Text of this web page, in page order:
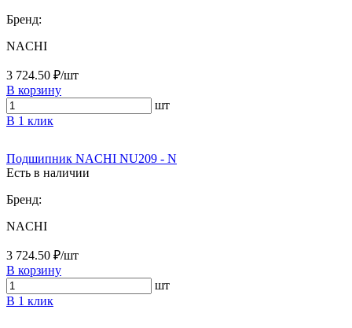
Бренд:
NACHI
3 724.50 ₽/шт
В корзину
шт
В 1 клик
Подшипник NACHI NU209 - N
Есть в наличии
Бренд:
NACHI
3 724.50 ₽/шт
В корзину
шт
В 1 клик